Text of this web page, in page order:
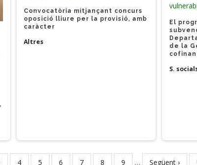
Convocatòria mitjançant concurs
oposició lliure per la provisió, amb
caràcter
Altres
El
de la
S.
Page
4 Page
5 Page
6 Page
7 Page
8 Page
9 …
Next
Següent ›